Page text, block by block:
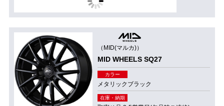
（MID(マルカ)）
MID WHEELS SQ27
カラー
メタリックブラック
在庫・納期